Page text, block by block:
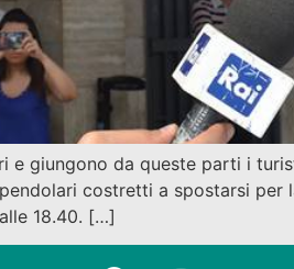
giungono da queste parti i
costretti a spostarsi per
18.40. […]